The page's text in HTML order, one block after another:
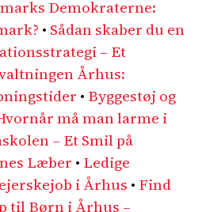
Demokraterne:
• Sådan skaber du en
– Et
Århus:
• Byggestøj og
må man larme i
– Et Smil på
Læber • Ledige
i Århus • Find
til Børn i Århus –